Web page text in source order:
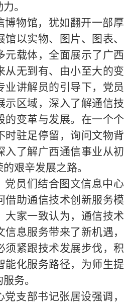
。
博物馆，犹如翻开一部厚
以实物、图片、图表、
元载体，全面展示了广西
从无到有、由小至大的变
业讲解员的引导下，党员
示区域，深入了解通信技
的变革与发展。在一个个
时驻足停留，询问文物背
入了解广西通信事业从初
艰辛发展之路。
党员们结合图文信息中心
借助通信技术创新服务模
大家一致认为，通信技术
息服务带来了新机遇，
须紧跟技术发展步伐，积
能化服务路径，为师生提
务。
党支部书记张居设强调，